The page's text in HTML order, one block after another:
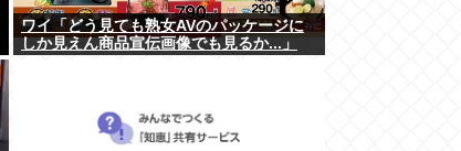
ワイ「どう見ても熟女AVのパッケージに
しか見えん商品宣伝画像でも見るか...」